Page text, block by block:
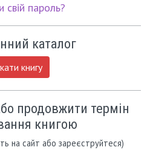
свій пароль?
каталог
книгу
продовжити термін
книгою
на сайт або зареєструйтеся)